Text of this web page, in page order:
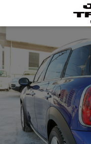
ホーム
在庫車
会社概要
カテゴリー